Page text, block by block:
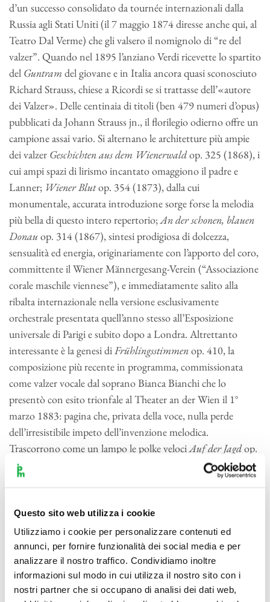
Questo sito web utilizza i cookie
Utilizziamo i cookie per personalizzare contenuti ed
annunci, per fornire funzionalità dei social media e per
analizzare il nostro traffico. Condividiamo inoltre
informazioni sul modo in cui utilizza il nostro sito con i
nostri partner che si occupano di analisi dei dati web,
d’un successo consolidato da tournée internazionali dalla
Russia agli Stati Uniti (il 7 maggio 1874 diresse anche qui, al
Teatro Dal Verme) che gli valsero il nomignolo di “re del
valzer”. Quando nel 1895 l’anziano Verdi ricevette lo spartito
del Guntramdel giovane e in Italia ancora quasi sconosciuto
Richard Strauss, chiese a Ricordi se si trattasse dell’«autore
dei Valzer». Delle centinaia di titoli (ben 479 numeri d’opus)
pubblicati da Johann Strauss jn., il florilegio odierno offre un
campione assai vario. Si alternano le architetture più ampie
dei valzer Geschichten aus dem Wienerwaldop. 325 (1868), i
cui ampi spazi di lirismo incantato omaggiono il padre e
Lanner; Wiener Blutop. 354 (1873), dalla cui
monumentale, accurata introduzione sorge forse la melodia
più bella di questo intero repertorio;An der schonen, blauen
Donau op. 314 (1867), sintesi prodigiosa di dolcezza,
sensualità ed energia, originariamente con l’apporto del coro,
committente il Wiener Männergesang-Verein (“Associazione
corale maschile viennese”), e immediatamente salito alla
ribalta internazionale nella versione esclusivamente
orchestrale presentata quell’anno stesso all’Esposizione
universale di Parigi e subito dopo a Londra. Altrettanto
interessante è la genesi diFrühlingsstimmenop. 410, la
composizione più recente in programma, commissionata
come valzer vocale dal soprano Bianca Bianchi che lo
presentò con esito trionfale al Theater an der Wien il 1°
marzo 1883: pagina che, privata della voce, nulla perde
dell’irresistibile impeto dell’invenzione melodica.
Trascorrono come un lampo le polke velociAuf der Jagdop.
373 (1875), brillante e leggera,
Eljien a Magyar!op. 332
(1869), il cui sapore ungherese, evidente sin dall’attacco,
in vista di concerti organizzati in una nuova grande sala di
Budapest, eUnter Donner und Blitzop. 324 (1868), dal
passo rapido e dall’eloquio arguto. Meno frenetiche suonano
le polkeIm Krapfenwald’lop. 336 (1869), caratterizzata dal
tocco spiritoso del cucù e da altri richiami ornitologici,
Tritsch-Tratsch-Polkaop. 214 (1858), dal passo spedito e